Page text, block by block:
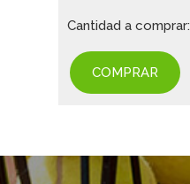
Cantidad a comprar:
COMPRAR